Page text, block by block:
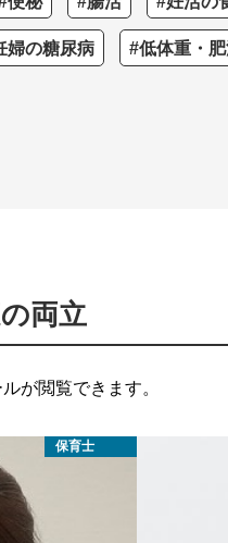
婦の糖尿病 #低体重・
両立
が閲覧できます。
保育士